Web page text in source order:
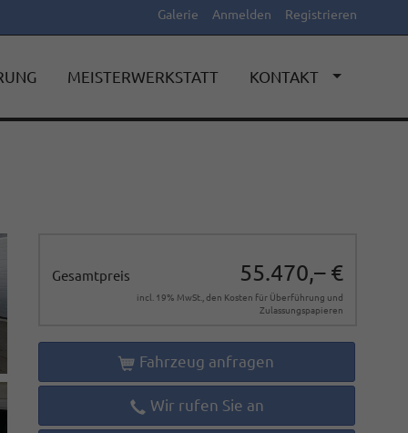
Galerie Anmelden Registrieren
MEISTERWERKSTATT KONTAKT
Gesamtpreis 55.470,– €
incl. 19% MwSt., den Kosten für Überführung und
Zulassungspapieren
Fahrzeug anfragen
Wir rufen Sie an